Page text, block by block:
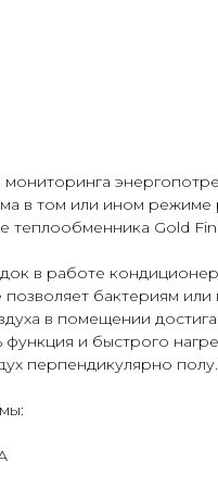
в том или ином
Gold
в работе
бактериям или
в помещении
функция и быстрого
перпендикулярно полу.